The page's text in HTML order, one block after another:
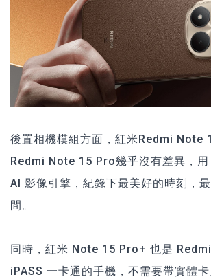
後置相機模組方面，紅米Redmi Note
Redmi Note 15 Pro幾乎沒有差異，
AI 影像引擎，紀錄下最美好的時刻，
間。
同時，紅米 Note 15 Pro+ 也是
iPASS 一卡通的手機，不需要帶實體